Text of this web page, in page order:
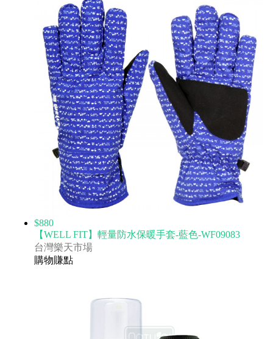
$880
【WELL FIT】輕量防水保暖手套-藍色-WF09083
台灣樂天市場
購物賺點